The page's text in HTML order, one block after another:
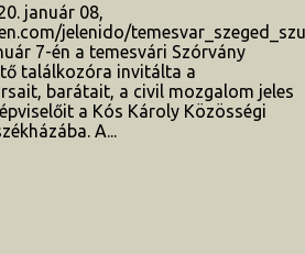
január 08,
jelenido/
7-én a temesvári Szórvány
találkozóra invitálta a
barátait, a civil mozgalom jeles
a Kós Károly Közösségi
A...